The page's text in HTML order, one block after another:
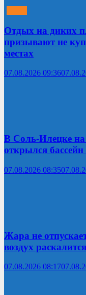
Отдых на диких
призывают не
местах
07.08.2026 09:36
В Соль-Илецке на
открылся
07.08.2026 08:35
Жара не
воздух
07.08.2026 08:17